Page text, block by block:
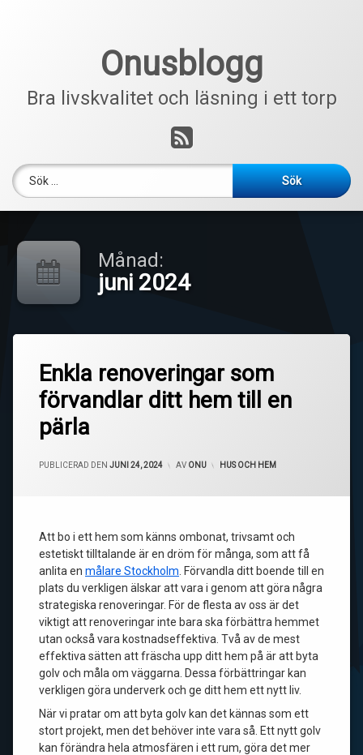
Onusblogg
Bra livskvalitet och läsning i ett torp
RSS
Månad:
juni 2024
Enkla renoveringar som
förvandlar ditt hem till en
pärla
PUBLICERAD DEN JUNI 24, 2024 AV ONU KATEGORIER:
HUS OCH HEM
Att bo i ett hem som känns ombonat, trivsamt och
estetiskt tilltalande är en dröm för många, som att få
anlita en målare Stockholm . Förvandla ditt boende till en
plats du verkligen älskar att vara i genom att göra några
strategiska renoveringar. För de flesta av oss är det
viktigt att renoveringar inte bara ska förbättra hemmet
utan också vara kostnadseffektiva. Två av de mest
effektiva sätten att fräscha upp ditt hem på är att byta
golv och måla om väggarna. Dessa förbättringar kan
verkligen göra underverk och ge ditt hem ett nytt liv.
När vi pratar om att byta golv kan det kännas som ett
stort projekt, men det behöver inte vara så. Ett nytt golv
kan förändra hela atmosfären i ett rum, göra det mer